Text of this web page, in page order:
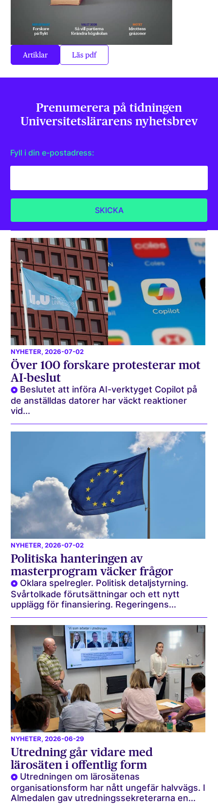
Artiklar Läs pdf
Prenumerera på tidningen
Universitets­lärarens nyhetsbrev
Fyll i din e-postadress:
NYHETER, 2026-07-02
Över 100 forskare protesterar mot
AI-beslut
Beslutet att införa AI-verktyget Copilot på
de anställdas datorer har väckt reaktioner
vid...
NYHETER, 2026-07-02
Politiska hanteringen av
masterprogram väcker frågor
Oklara spelregler. Politisk detaljstyrning.
Svårtolkade förutsättningar och ett nytt
upplägg för finansiering. Regeringens...
NYHETER, 2026-06-29
Utredning går vidare med
lärosäten i offentlig form
Utredningen om lärosätenas
organisationsform har nått ungefär halvvägs. I
Almedalen gav utredningssekreterarna en...